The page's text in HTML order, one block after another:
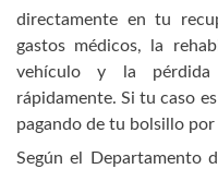
directamente en tu
gastos médicos, la
vehículo y la pérdida
rápidamente. Si tu caso
pagando de tu bolsillo
Según el Departamento